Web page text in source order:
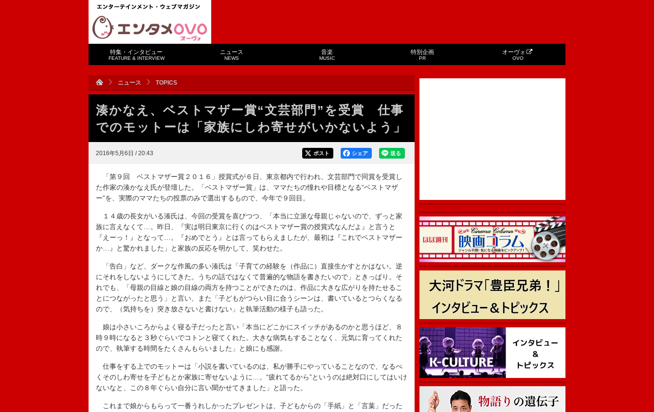
特集・インタビュー
FEATURE & INTERVIEW
ニュース
NEWS
音楽
MUSIC
特別企画
PR
オーヴォ
OVO
ニュース TOPICS
湊かなえ、ベストマザー賞“文芸部門”を受賞 仕事
でのモットーは「家族にしわ寄せがいかないよう」
2016年5月6日 / 20:43 送る
シェア
ポスト
「第９回 ベストマザー賞２０１６」授賞式が６日、東京都内で行われ、文芸部門で同賞を受賞し
た作家の湊かなえ氏が登壇した。「ベストマザー賞」は、ママたちの憧れや目標となる“ベストマザ
ー”を、実際のママたちの投票のみで選出するもので、今年で９回目。
１４歳の長女がいる湊氏は、今回の受賞を喜びつつ、「本当に立派な母親じゃないので、ずっと家
族に言えなくて…。昨日、『実は明日東京に行くのはベストマザー賞の授賞式なんだよ』と言うと
『えーっ！』となって…。『おめでとう』とは言ってもらえましたが、最初は『これでベストマザー
か…』と驚かれました」と家族の反応を明かして、笑わせた。
「告白」など、ダークな作風の多い湊氏は「子育ての経験を（作品に）直接生かすとかはない。逆
にそれをしないようにしてきた。うちの話ではなくて普遍的な物語を書きたいので」ときっぱり。そ
れでも、「母親の目線と娘の目線の両方を持つことができたのは、作品に大きな広がりを持たせるこ
とにつながったと思う」と言い、また「子どもがつらい目に合うシーンは、書いているとつらくなる
ので、（気持ちを）突き放さないと書けない」と執筆活動の様子も語った。
娘は小さいころからよく寝る子だったと言い「本当にどこかにスイッチがあるのかと思うほど、８
時９時になると３秒ぐらいでコトンと寝てくれた。大きな病気もすることなく、元気に育ってくれた
ので、執筆する時間をたくさんもらいました」と娘にも感謝。
仕事をする上でのモットーは「小説を書いているのは、私が勝手にやっていることなので、なるべ
くそのしわ寄せを子どもとか家族に寄せないように…。“疲れてるから”というのは絶対口にしてはいけ
ないなと、この８年ぐらい自分に言い聞かせてきました」と語った。
これまで娘からもらって一番うれしかったプレゼントは、子どもからの「手紙」と「言葉」だった